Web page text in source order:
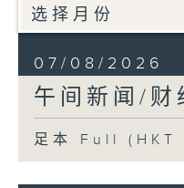
07/08/2026
午间新闻/财
足本 Full